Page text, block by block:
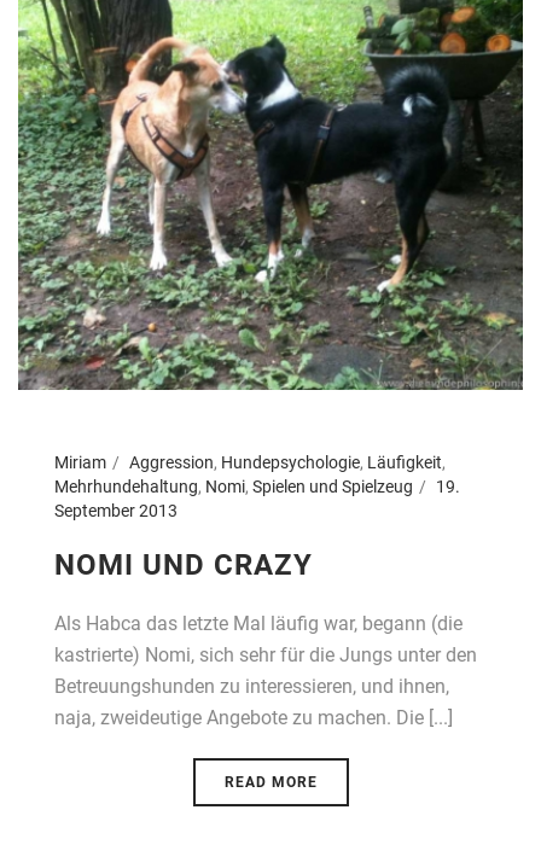
Miriam Aggression, Hundepsychologie, Läufigkeit,
Mehrhundehaltung, Nomi, Spielen und Spielzeug
19.
September 2013
NOMI UND CRAZY
Als Habca das letzte Mal läufig war, begann (die
kastrierte) Nomi, sich sehr für die Jungs unter den
Betreuungshunden zu interessieren, und ihnen,
naja, zweideutige Angebote zu machen. Die [...]
READ MORE